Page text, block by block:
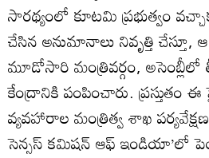
సారథ్యంలో కూటమి ప్రభుత్వం వచ్చాక
చేసిన అనుమానాలు నివృత్తి
మూడోసారి మంత్రివర్గం, అసెంబ్లీలో
కేంద్రానికి పంపించారు. ప్రస్తుతం
వ్యవహారాల మంత్రిత్వ శాఖ
సెన్సస్‌ కమిషన్‌ ఆఫ్‌ ఇండియా’లో